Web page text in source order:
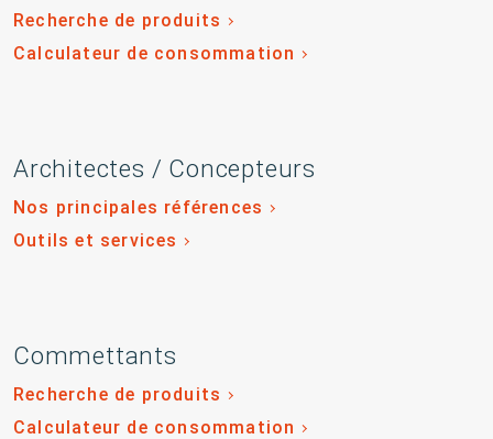
Recherche de produits
Calculateur de consommation
Architectes / Concepteurs
Nos principales références
Outils et services
Commettants
Recherche de produits
Calculateur de consommation